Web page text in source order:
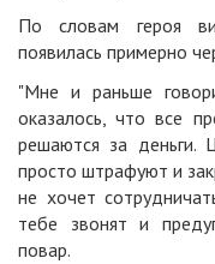
По словам героя
появилась примерно
"Мне и раньше
оказалось, что все
решаются за деньги.
просто штрафуют и
не хочет
тебе звонят и
повар.